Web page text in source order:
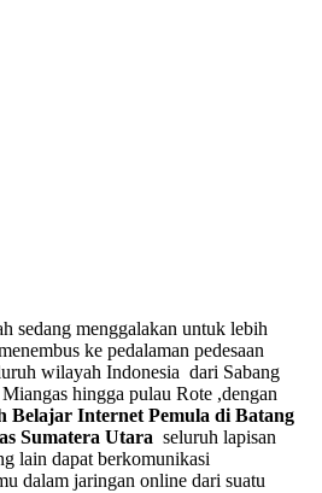
sedang menggalakan untuk lebih
ke pedalaman pedesaan
wilayah Indonesia dari Sabang
hingga pulau Rote ,dengan
Belajar Internet Pemula di Batang
Sumatera Utara seluruh lapisan
lain dapat berkomunikasi
dalam jaringan online dari suatu